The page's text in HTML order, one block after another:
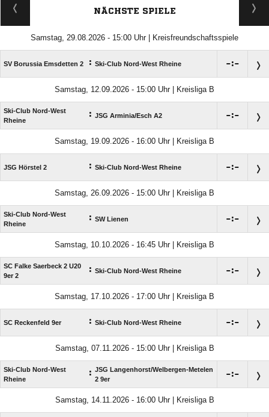
NÄCHSTE SPIELE
Samstag, 29.08.2026 - 15:00 Uhr | Kreisfreundschaftsspiele
SV Borussia Emsdetten 2 : Ski-Club Nord-West Rheine :
Samstag, 12.09.2026 - 15:00 Uhr | Kreisliga B
Ski-Club Nord-West
Rheine
: JSG Arminia/​Esch A2 :
Samstag, 19.09.2026 - 16:00 Uhr | Kreisliga B
JSG Hörstel 2 : Ski-Club Nord-West Rheine :
Samstag, 26.09.2026 - 15:00 Uhr | Kreisliga B
Ski-Club Nord-West
Rheine
: SW Lienen :
Samstag, 10.10.2026 - 16:45 Uhr | Kreisliga B
SC Falke Saerbeck 2 U20
9er 2
: Ski-Club Nord-West Rheine :
Samstag, 17.10.2026 - 17:00 Uhr | Kreisliga B
SC Reckenfeld 9er : Ski-Club Nord-West Rheine :
Samstag, 07.11.2026 - 15:00 Uhr | Kreisliga B
Ski-Club Nord-West
Rheine
: JSG Langenhorst/​Welbergen-Metelen
2 9er
:
Samstag, 14.11.2026 - 16:00 Uhr | Kreisliga B